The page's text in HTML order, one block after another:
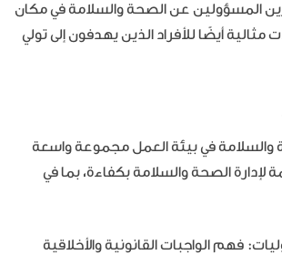
المسؤولين عن الصحة والسلامة في مكان
مثالية أيضًا للأفراد الذين يهدفون إلى تولي
في بيئة العمل مجموعة واسعة
لإدارة الصحة والسلامة بكفاءة، بما في
فهم الواجبات القانونية والأخلاقية